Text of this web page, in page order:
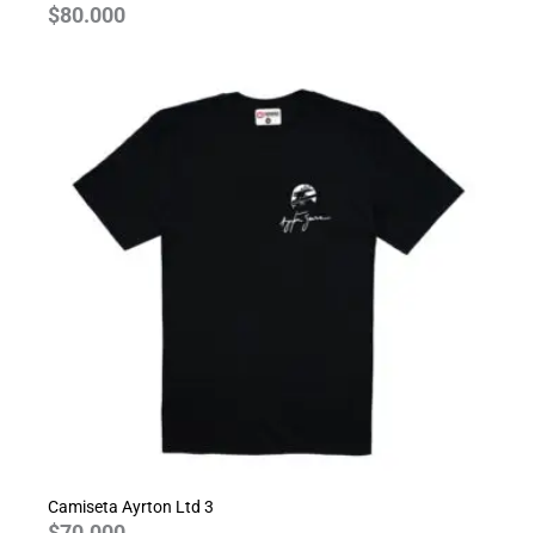
$80.000
Camiseta Ayrton Ltd 3